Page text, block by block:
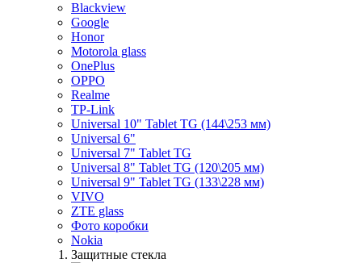
Blackview
Google
Honor
Motorola glass
OnePlus
OPPO
Realme
TP-Link
Universal 10" Tablet TG (144\253 мм)
Universal 6"
Universal 7" Tablet TG
Universal 8" Tablet TG (120\205 мм)
Universal 9" Tablet TG (133\228 мм)
VIVO
ZTE glass
Фото коробки
Nokia
Защитные стекла